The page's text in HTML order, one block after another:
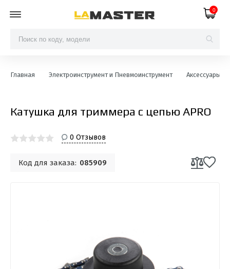
0
Главная Электроинструмент и Пневмоинструмент Аксессуары и
Катушка для триммера с цепью APRO
0 Отзывов
Код для заказа: 085909